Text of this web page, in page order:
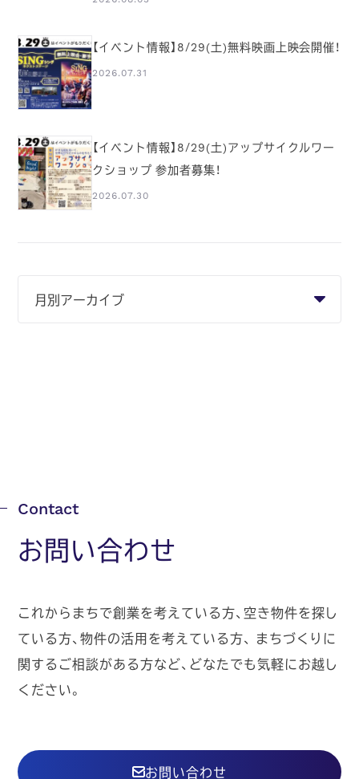
【イベント情報】8/29(土)無料映画上映会開催！
2026.07.31
【イベント情報】8/29(土)アップサイクルワー
クショップ 参加者募集！
2026.07.30
お問い合わせ
これからまちで創業を考えている方、空き物件を探し
ている方、物件の活用を考えている方、 まちづくりに
関するご相談がある方など、どなたでも気軽にお越し
ください。
お問い合わせ